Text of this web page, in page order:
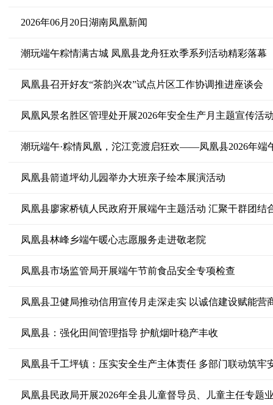
2026年06月20日湖南凤凰新闻
潮玩端午粽情满古城 凤凰县龙舟狂欢季系列活动精彩落幕
凤凰县召开好友“茶韵兴农”试点片区工作协调推进座谈会
凤凰风景名胜区管理处开展2026年安全生产月主题宣传活
潮玩端午·粽情凤凰，沱江竞渡启狂欢——凤凰县2026年端
凤凰县箭道坪幼儿园举办大班亲子绘本展演活动
凤凰县廖家桥镇人民政府开展端午主题活动 汇聚干群团结
凤凰县林峰乡端午暖心志愿服务走进敬老院
凤凰县市场监管局开展端午节前食品安全专项检查
凤凰县卫健局推动信用宣传月走深走实 以诚信建设赋能营
凤凰县：强化田间管理指导 护航烟叶稳产丰收
凤凰县千工坪镇：压实安全生产主体责任 多部门联动筑牢
凤凰县民政局开展2026年全县儿童督导员、儿童主任专题